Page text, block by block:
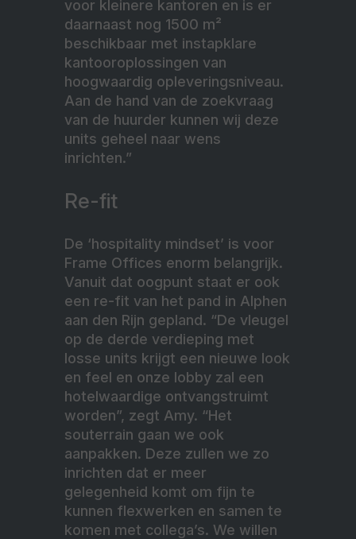
voor kleinere kantoren en is er
daarnaast nog 1500 m²
beschikbaar met instapklare
kantooroplossingen van
hoogwaardig opleveringsniveau.
Aan de hand van de zoekvraag
van de huurder kunnen wij deze
units geheel naar wens
inrichten.”
Re-fit
De ‘hospitality mindset’ is voor
Frame Offices enorm belangrijk.
Vanuit dat oogpunt staat er ook
een re-fit van het pand in Alphen
aan den Rijn gepland. “De vleugel
op de derde verdieping met
losse units krijgt een nieuwe look
en feel en onze lobby zal een
hotelwaardige ontvangstruimt
worden”, zegt Amy. “Het
souterrain gaan we ook
aanpakken. Deze zullen we zo
inrichten dat er meer
gelegenheid komt om fijn te
kunnen flexwerken en samen te
komen met collega’s. We willen